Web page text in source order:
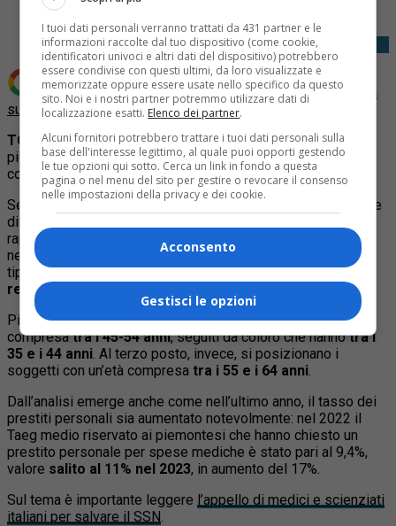
Aggiungi Quotidiano Piemontese come Fonte preferita
su Google
TORINO– I tempi di attesa della sanità pubblica spingono i
piemontesi a rivolgersi a quella privata e, per sostenere i
costi, molti di loro scelgono di chiedere un prestito.
Secondo l’analisi di Facile.it e Prestiti.it, nel 2023 le richieste
di prestiti per sostenere le spese mediche hanno
rappresentato
il 4,9% del totale dei finanziamenti chiesti
nella regione e chi ha presentato domanda per questa
tipologia di prestito ha cercato di ottenere,6.563 euro da
restituire in poco più di 52 mesi.
Più
di 1 domanda su 4 arrivada piemontesi con età
compresatra i 45-54 anni, seguiti da coloro che hannotra i
35 e i 44 anni. Al terzo posto, invece, si posizionano i
soggetti con un’età compresa tra i 55 e i 64 anni.
Dall’analisi emerge anche come nell’ultimo anno, il tasso dei
prestiti personali sia aumentato notevolmente: nel 2022 il
Taeg medio riservato ai piemontesi che hanno chiesto un
prestito personale per spese mediche è stato pari al 9,4%,
valore salito al 11% nel 2023, in aumento del 17%.
Sul tema è importante leggere l’appello di medici e scienziati
italiani per salvare il SSN.
I tuoi dati personali verranno trattati da 431 partner e le
informazioni raccolte dal tuo dispositivo (come cookie,
identificatori univoci e altri dati del dispositivo) potrebbero
essere condivise con questi ultimi, da loro visualizzate e
memorizzate oppure essere usate nello specifico da questo
sito. Noi e i nostri partner potremmo utilizzare dati di
localizzazione esatti. Elenco dei partner.
Alcuni fornitori potrebbero trattare i tuoi dati personali sulla
base dell'interesse legittimo, al quale puoi opporti gestendo
le tue opzioni qui sotto. Cerca un link in fondo a questa
pagina o nel menu del sito per gestire o revocare il consenso
nelle impostazioni della privacy e dei cookie.
Acconsento
Gestisci le opzioni